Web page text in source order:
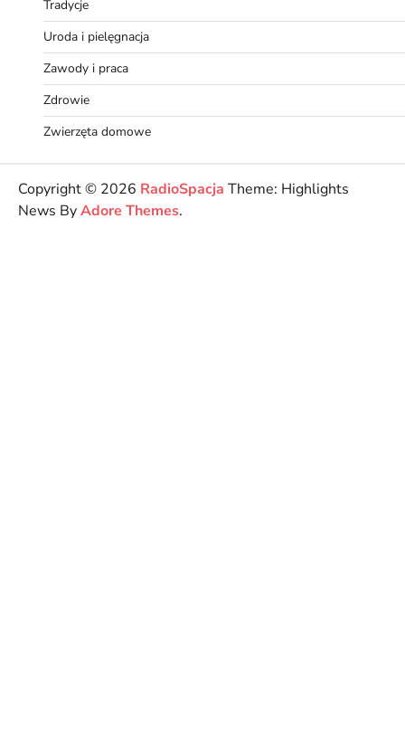
Tradycje
Uroda i pielęgnacja
Zawody i praca
Zdrowie
Zwierzęta domowe
Copyright © 2026 RadioSpacja Theme: Highlights
News ByAdore Themes.